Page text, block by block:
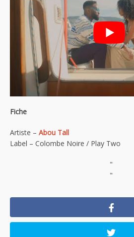
Fiche
Artiste – Abou Tall
Label – Colombe Noire / Play Two
"
"